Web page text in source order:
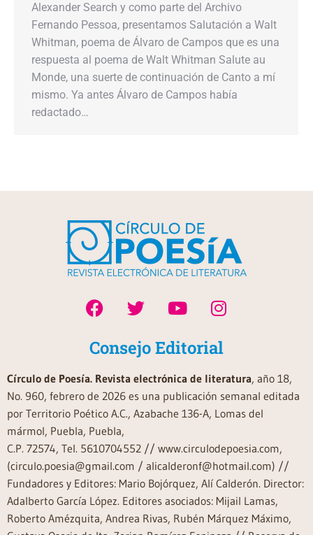
Alexander Search y como parte del Archivo
Fernando Pessoa, presentamos Salutación a Walt
Whitman, poema de Álvaro de Campos que es una
respuesta al poema de Walt Whitman Salute au
Monde, una suerte de continuación de Canto a mí
mismo. Ya antes Álvaro de Campos había
redactado…
Consejo Editorial
Círculo de Poesía. Revista electrónica de literatura, año 18,
No. 960, febrero de 2026 es una publicación semanal editada
por Territorio Poético A.C., Azabache 136-A, Lomas del
mármol, Puebla, Puebla,
C.P. 72574, Tel. 5610704552 // www.circulodepoesia.com,
(circulo.poesia@gmail.com / alicalderonf@hotmail.com) //
Fundadores y Editores: Mario Bojórquez, Alí Calderón. Director:
Adalberto García López. Editores asociados: Mijail Lamas,
Roberto Amézquita, Andrea Rivas, Rubén Márquez Máximo,